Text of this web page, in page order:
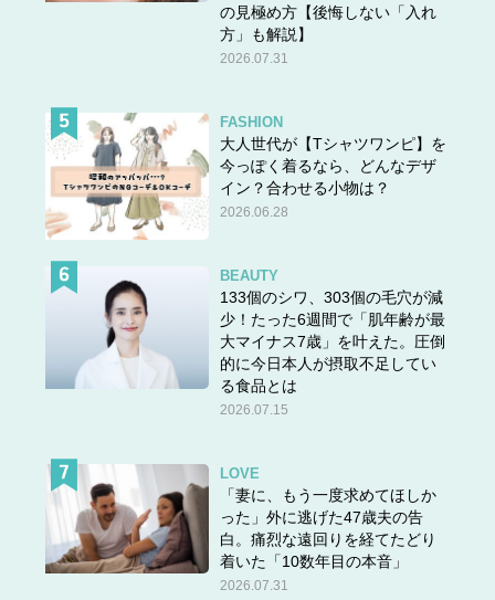
の見極め方【後悔しない「入れ
方」も解説】
2026.07.31
FASHION
大人世代が【Tシャツワンピ】を
今っぽく着るなら、どんなデザ
イン？合わせる小物は？
2026.06.28
BEAUTY
133個のシワ、303個の毛穴が減
少！たった6週間で「肌年齢が最
大マイナス7歳」を叶えた。圧倒
的に今日本人が摂取不足してい
る食品とは
2026.07.15
LOVE
「妻に、もう一度求めてほしか
った」外に逃げた47歳夫の告
白。痛烈な遠回りを経てたどり
着いた「10数年目の本音」
2026.07.31